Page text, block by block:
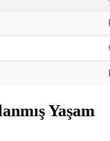
Yaşam